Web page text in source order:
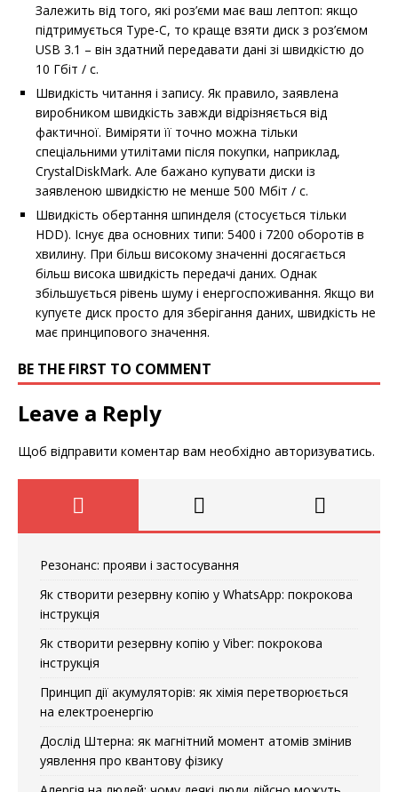
Залежить від того, які роз’єми має ваш лептоп: якщо
підтримується Type-C, то краще взяти диск з роз’ємом
USB 3.1 – він здатний передавати дані зі швидкістю до
10 Гбіт / с.
Швидкість читання і запису. Як правило, заявлена ​​
виробником швидкість завжди відрізняється від
фактичної. Виміряти її точно можна тільки
спеціальними утилітами після покупки, наприклад,
CrystalDiskMark. Але бажано купувати диски із
заявленою швидкістю не менше 500 Мбіт / c.
Швидкість обертання шпинделя (стосується тільки
HDD). Існує два основних типи: 5400 і 7200 оборотів в
хвилину. При більш високому значенні досягається
більш висока швидкість передачі даних. Однак
збільшується рівень шуму і енергоспоживання. Якщо ви
купуєте диск просто для зберігання даних, швидкість не
має принципового значення.
BE THE FIRST TO COMMENT
Leave a Reply
Щоб відправити коментар вам необхідно авторизуватись.
Резонанс: прояви і застосування
Як створити резервну копію у WhatsApp: покрокова
інструкція
Як створити резервну копію у Viber: покрокова
інструкція
Принцип дії акумуляторів: як хімія перетворюється
на електроенергію
Дослід Штерна: як магнітний момент атомів змінив
уявлення про квантову фізику